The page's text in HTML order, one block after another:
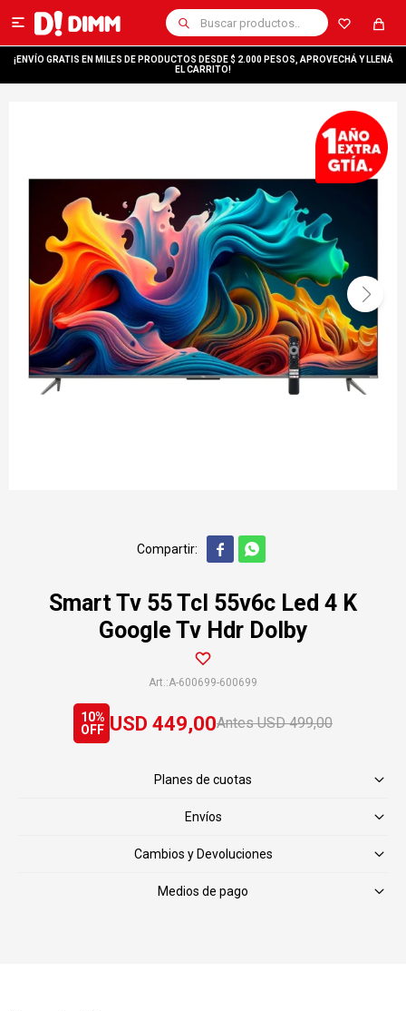

¡ENVÍO GRATIS EN MILES DE PRODUCTOS DESDE $ 2.000 PESOS, APROVECHÁ Y LLENÁ
EL CARRITO!
 
Smart Tv 55 Tcl 55v6c Led 4 K
Google Tv Hdr Dolby
A-600699-600699
USD 449,00 USD 499,00
10
Planes de cuotas
Envíos
Cambios y Devoluciones
Medios de pago